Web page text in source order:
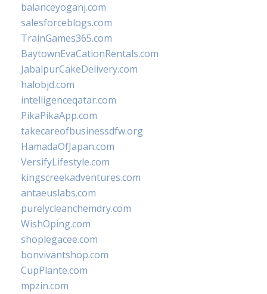
balanceyoganj.com
salesforceblogs.com
TrainGames365.com
BaytownEvaCationRentals.com
JabalpurCakeDelivery.com
halobjd.com
intelligenceqatar.com
PikaPikaApp.com
takecareofbusinessdfw.org
HamadaOfJapan.com
VersifyLifestyle.com
kingscreekadventures.com
antaeuslabs.com
purelycleanchemdry.com
WishOping.com
shoplegacee.com
bonvivantshop.com
CupPlante.com
mpzin.com